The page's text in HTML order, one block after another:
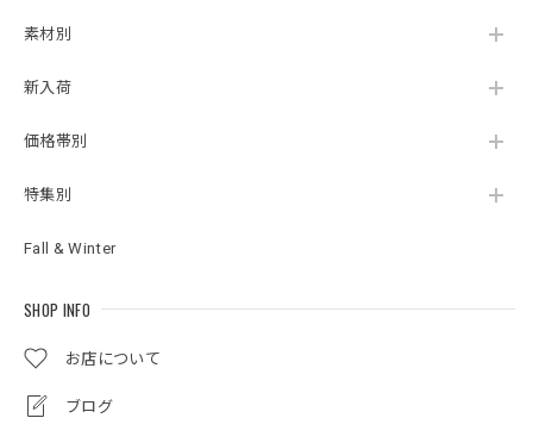
素材別
新入荷
価格帯別
特集別
Fall & Winter
SHOP INFO
お店について
ブログ